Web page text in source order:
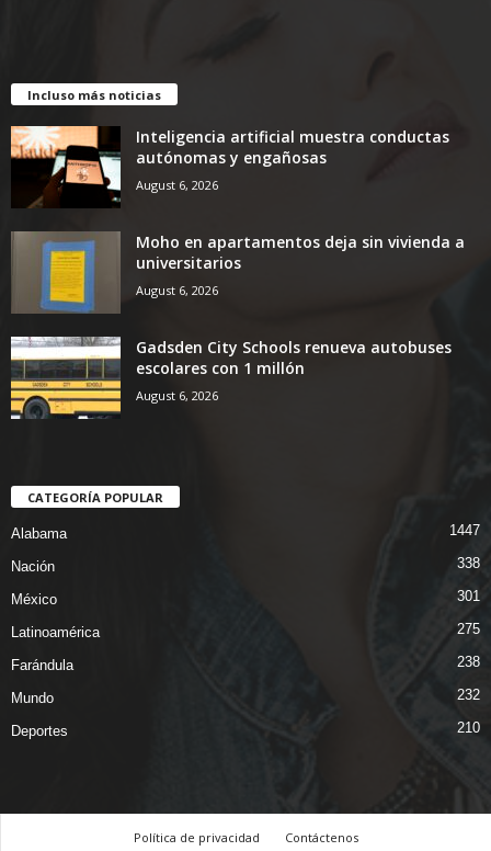
Incluso más noticias
Inteligencia artificial muestra conductas
autónomas y engañosas
August 6, 2026
Moho en apartamentos deja sin vivienda a
universitarios
August 6, 2026
Gadsden City Schools renueva autobuses
escolares con 1 millón
August 6, 2026
CATEGORÍA POPULAR
Alabama 1447
Nación 338
México 301
Latinoamérica 275
Farándula 238
Mundo 232
Deportes 210
Política de privacidad Contáctenos